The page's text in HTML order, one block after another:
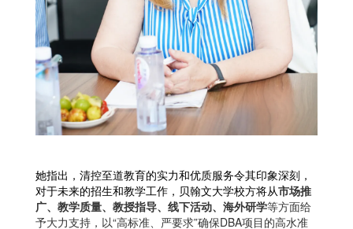
她指出，清控至道教育的实力和优质服务令其印象深刻，
对于未来的招生和教学工作，贝翰文大学校方将从市场推
广、教学质量、教授指导、线下活动、海外研学等方面给
予大力支持，以“高标准、严要求”确保DBA项目的高水准